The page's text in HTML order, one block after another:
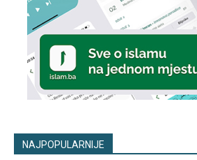
NAJPOPULARNIJE